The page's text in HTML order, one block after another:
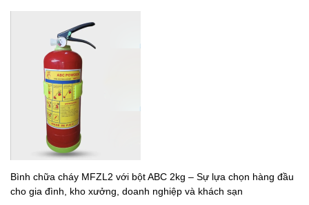
Bình chữa cháy MFZL2 với bột ABC 2kg – Sự lựa chọn hàng đầu
cho gia đình, kho xưởng, doanh nghiệp và khách sạn